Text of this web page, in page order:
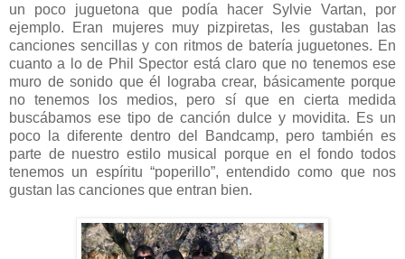
un poco juguetona que podía hacer Sylvie Vartan, por
ejemplo. Eran mujeres muy pizpiretas, les gustaban las
canciones sencillas y con ritmos de batería juguetones. En
cuanto a lo de Phil Spector está claro que no tenemos ese
muro de sonido que él lograba crear, básicamente porque
no tenemos los medios, pero sí que en cierta medida
buscábamos ese tipo de canción dulce y movidita. Es un
poco la diferente dentro del Bandcamp, pero también es
parte de nuestro estilo musical porque en el fondo todos
tenemos un espíritu “poperillo”, entendido como que nos
gustan las canciones que entran bien.